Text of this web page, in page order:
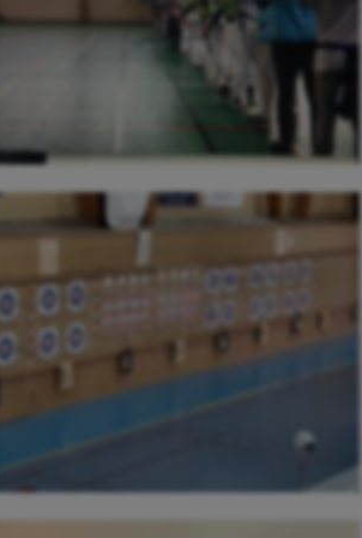
Course à pied
Cyclisme